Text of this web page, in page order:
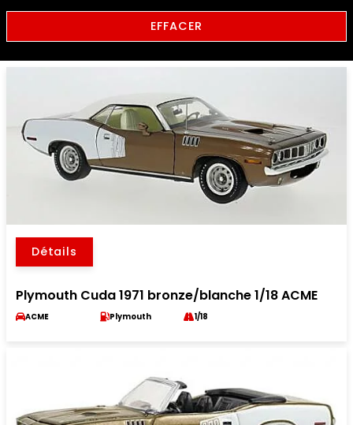
EFFACER
Détails
Plymouth Cuda 1971 bronze/blanche 1/18 ACME
ACME Plymouth 1/18